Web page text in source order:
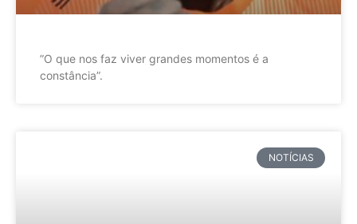
”O que nos faz viver grandes momentos é a
constância”.
NOTÍCIAS